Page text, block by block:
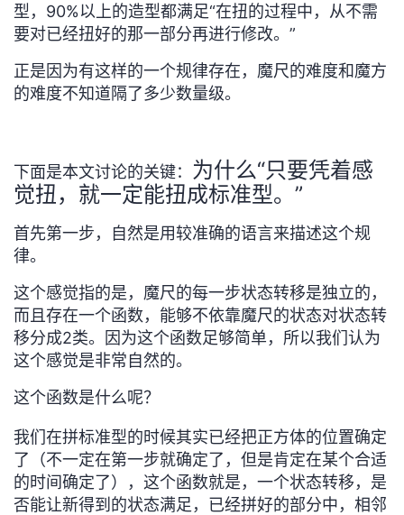
堂
我
程
认
证
的
实
我
的
藏
我
的
技
支
持
我
的
声
建
型，90%以上的造型都满足“在扭的过程中，从不需
要对已经扭好的那一部分再进行修改。 ”
正是因为有这样的一个规律存在，魔尺的难度和魔方
的难度不知道隔了多少数量级。
下面是本文讨论的关键： 为什么“只要凭着感
觉扭，就一定能扭成标准型。”
首先第一步，自然是用较准确的语言来描述这个规
律。
这个感觉指的是，魔尺的每一步状态转移是独立的，
而且存在一个函数，能够不依靠魔尺的状态对状态转
移分成2类。因为这个函数足够简单，所以我们认为
这个感觉是非常自然的。
这个函数是什么呢？
我们在拼标准型的时候其实已经把正方体的位置确定
了（不一定在第一步就确定了，但是肯定在某个合适
的时间确定了），这个函数就是，一个状态转移，是
否能让新得到的状态满足，已经拼好的部分中，相邻